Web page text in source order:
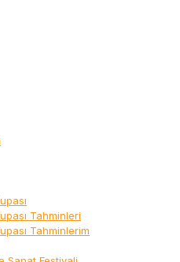
Tahminleri
Tahminlerim